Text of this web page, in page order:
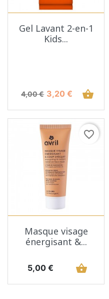
Gel Lavant 2-en-1
Kids...
Prix de base
4,00 € Prix
3,20 € shopping_basket
favorite_border
Masque visage
énergisant &...
Prix
5,00 € shopping_basket